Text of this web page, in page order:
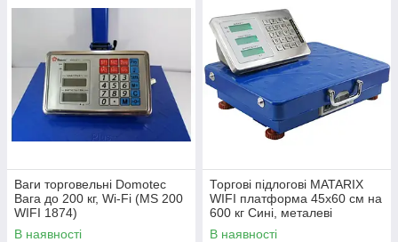
Ваги торговельні Domotec
Вага до 200 кг, Wi-Fi (MS 200
WIFI 1874)
В наявності
Торгові підлогові MATARIX
WIFI платформа 45x60 см на
600 кг Сині, металеві
посилені
В наявності